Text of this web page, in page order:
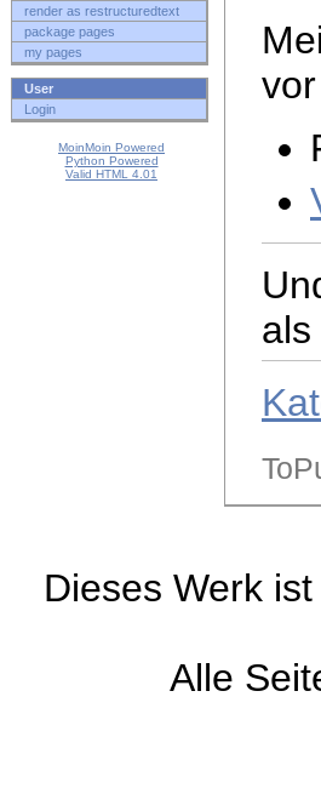
render as restructuredtext
package pages
my pages
User
Login
MoinMoin Powered
Python Powered
Valid HTML 4.01
als
Dieses Werk
Alle